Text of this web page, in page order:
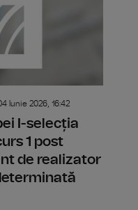
Iunie 2026, 16:42
I-selecția
1 post
de realizator